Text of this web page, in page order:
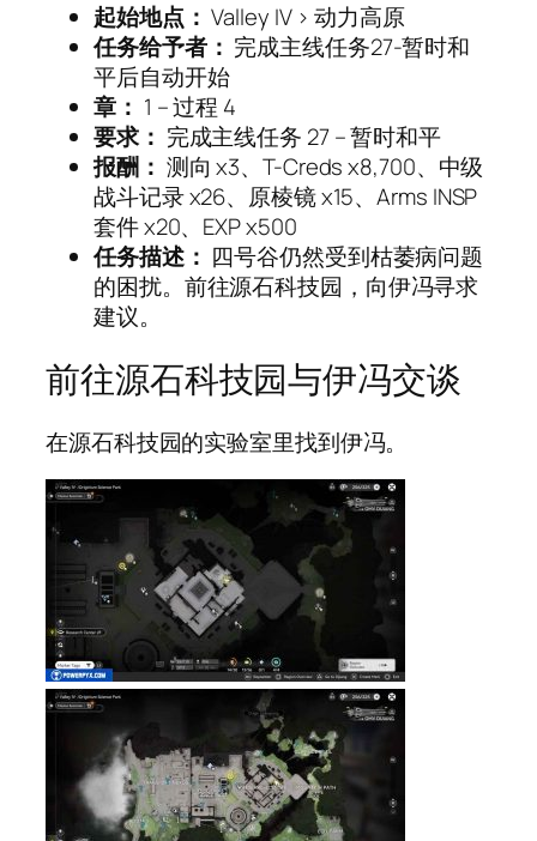
起始地点： Valley IV > 动力高原
任务给予者： 完成主线任务27-暂时和
平后自动开始
章： 1 – 过程 4
要求： 完成主线任务 27 – 暂时和平
报酬： 测向 x3、T-Creds x8,700、中级
战斗记录 x26、原棱镜 x15、Arms INSP
套件 x20、EXP x500
任务描述： 四号谷仍然受到枯萎病问题
的困扰。前往源石科技园，向伊冯寻求
建议。
前往源石科技园与伊冯交谈
在源石科技园的实验室里找到伊冯。